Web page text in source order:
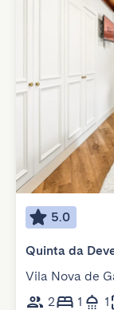
5.0
Quinta da
Vila Nova de
2
1 1